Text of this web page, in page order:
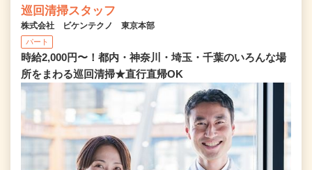
巡回清掃スタッフ
株式会社 ビケンテクノ 東京本部
パート
時給2,000円〜！都内・神奈川・埼玉・千葉のいろんな場
所をまわる巡回清掃★直行直帰OK